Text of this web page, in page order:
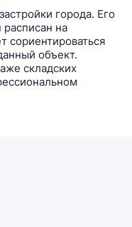
города. Его
на
сориентироваться
объект.
складских